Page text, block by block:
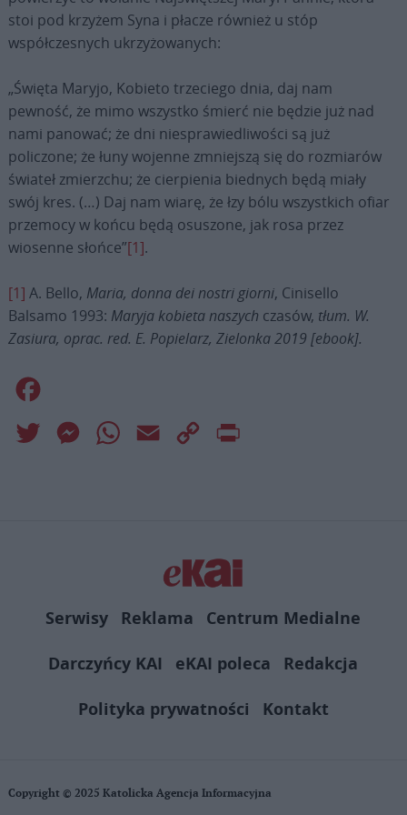
stoi pod krzyżem Syna i płacze również u stóp
współczesnych ukrzyżowanych:
„Święta Maryjo, Kobieto trzeciego dnia, daj nam
pewność, że mimo wszystko śmierć nie będzie już nad
nami panować; że dni niesprawiedliwości są już
policzone; że łuny wojenne zmniejszą się do rozmiarów
świateł zmierzchu; że cierpienia biednych będą miały
swój kres. (…) Daj nam wiarę, że łzy bólu wszystkich ofiar
przemocy w końcu będą osuszone, jak rosa przez
wiosenne słońce”[1].
[1] A. Bello, Maria, donna dei nostri giorni, Cinisello
Balsamo 1993: Maryja kobieta naszych czasów, tłum. W.
Zasiura, oprac. red. E. Popielarz, Zielonka 2019 [ebook].
Twitter MessengerWhatsApp
Email
Copy
Serwisy Reklama
Centrum Medialne
Darczyńcy KAI
eKAI poleca
Redakcja
Polityka prywatności
Kontakt
Copyright © 2025 Katolicka Agencja Informacyjna